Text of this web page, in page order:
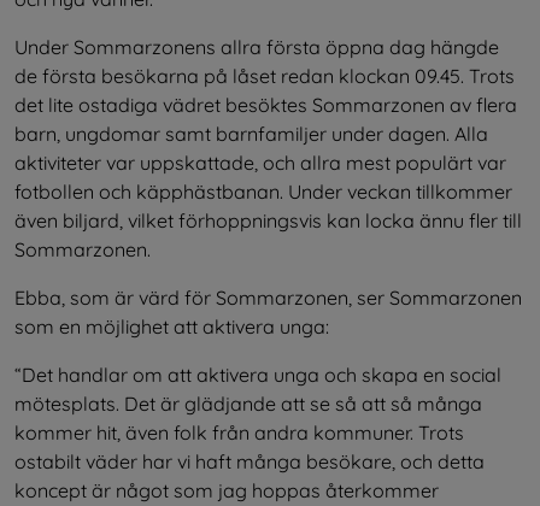
Under Sommarzonens allra första öppna dag hängde
de första besökarna på låset redan klockan 09.45. Trots
det lite ostadiga vädret besöktes Sommarzonen av flera
barn, ungdomar samt barnfamiljer under dagen. Alla
aktiviteter var uppskattade, och allra mest populärt var
fotbollen och käpphästbanan. Under veckan tillkommer
även biljard, vilket förhoppningsvis kan locka ännu fler till
Sommarzonen.
Ebba, som är värd för Sommarzonen, ser Sommarzonen
som en möjlighet att aktivera unga:
“Det handlar om att aktivera unga och skapa en social
mötesplats. Det är glädjande att se så att så många
kommer hit, även folk från andra kommuner. Trots
ostabilt väder har vi haft många besökare, och detta
koncept är något som jag hoppas återkommer